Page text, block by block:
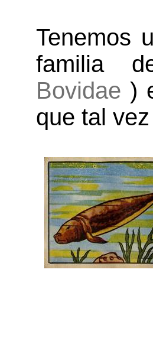
Tenemos
familia
Bovidae )
que tal